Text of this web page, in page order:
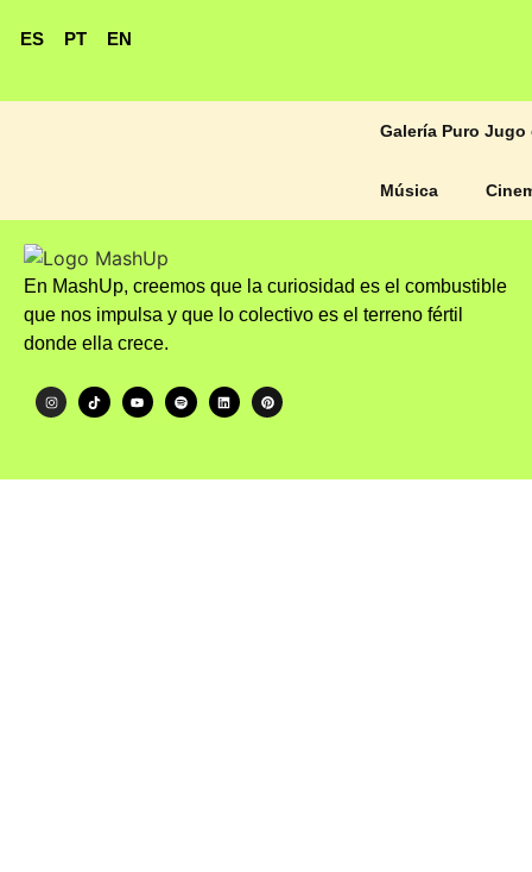
ES PT EN
Galería Puro Jugo
Música
En MashUp, creemos que la curiosidad es el combustible
que nos impulsa y que lo colectivo es el terreno fértil
donde ella crece.